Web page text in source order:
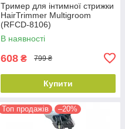
Тример для інтимної стрижки
HairTrimmer Multigroom
(RFCD-8106)
В наявності
608 ₴ 799 ₴
Купити
Топ продажів –20%